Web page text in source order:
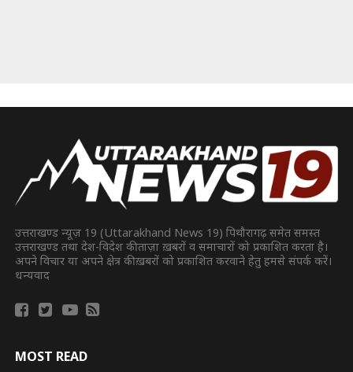
उत्तराखण्ड न्यूज़ 19 (Uttarakhand News 19) पिथौरागढ़ समेत समस्त
उत्तराखण्ड तथा देश-विदेश की ताज़ा ख़बरों व समाचारों को प्रकाशित करता है।
अपने विचार या अपने क्षेत्र की ख़बरों को प्रकाशित करवाने हेतु हमसे संपर्क करें।
धन्यवाद
MOST READ